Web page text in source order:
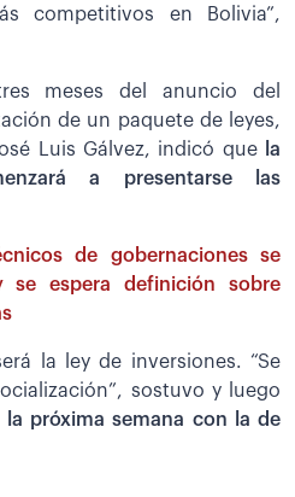
competitivos en Bolivia”,
meses del anuncio del
de un paquete de leyes,
Luis Gálvez, indicó quela
a presentarse las
de gobernaciones se
espera definición sobre
la ley de inversiones. “Se
sostuvo y luego
la próxima semana con la de